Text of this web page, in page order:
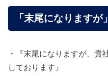
「末尾になります
・『末尾になりますが、貴
しております』